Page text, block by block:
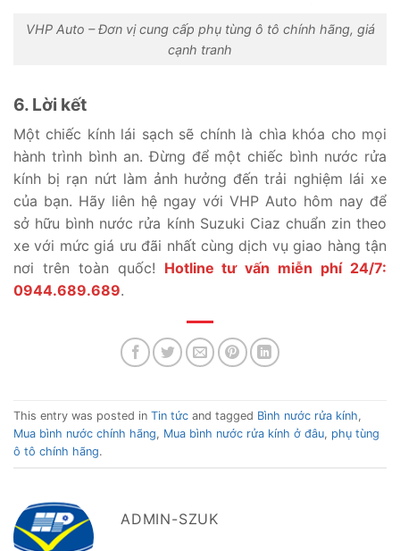
VHP Auto – Đơn vị cung cấp phụ tùng ô tô chính hãng, giá
cạnh tranh
6. Lời kết
Một chiếc kính lái sạch sẽ chính là chìa khóa cho mọi
hành trình bình an. Đừng để một chiếc bình nước rửa
kính bị rạn nứt làm ảnh hưởng đến trải nghiệm lái xe
của bạn. Hãy liên hệ ngay với VHP Auto hôm nay để
sở hữu bình nước rửa kính Suzuki Ciaz chuẩn zin theo
xe với mức giá ưu đãi nhất cùng dịch vụ giao hàng tận
nơi trên toàn quốc! Hotline tư vấn miễn phí 24/7:
0944.689.689.
This entry was posted in Tin tức and tagged Bình nước rửa kính,
Mua bình nước chính hãng, Mua bình nước rửa kính ở đâu, phụ tùng
ô tô chính hãng.
ADMIN-SZUK